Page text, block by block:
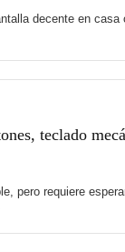
decente en
teclado
pero requiere